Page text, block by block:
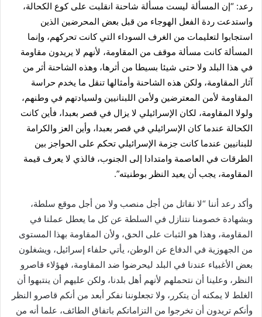
ت
ر
و
ن
ي
ا
رعد: “إن المسألة ليست مسألة شاحنة انقلبت على كوع الكحالة،
واستدعت ردة الفعل الهوجاء من قبل بعض المحرضين الذين
استجابوا لتعليمات من الغرف السوداء التي كانت تحركهم، وإنما
المسألة كانت مسألة موقف من المقاومة، لأنهم لا يريدون مقاومة
في هذا البلد ولا حتى شيئا بسيطا من أثرها، وهذه الشاحنة أثر من
آثار المقاومة، ولكن هذه الشاحنة وأمثالها تنقل ما يخدم حراسة
المقاومة لأمن المعترضين ولأمن اللبنانيين ولسيادتهم في وطنهم،
ولولا المقاومة، لكان الإسرائيلي لا يزال في قصر بعبدا، فأين كانت
الكحالة عندما كان الإسرائيلي في قصر بعبدا، وأين العز والكرامة
للبنانيين عندما كانت جزمة الإسرائيلي تحكم على الحواجز بين
الطرقات في العاصمة وامتدادا إلى الجنوب، فالذي لا يعرف قيمة
المقاومة، يجب أن يعيد النظر بوطنيته”.
وأكد رعد أننا “لا نقاتل من أجل منصب ولا من أجل موقع سلطة،
وبشهادة خصومنا نتنازل في السلطة عن كل ما يعطل عملنا في
المقاومة، وهذا هو الثبات على الحق، ولأن المقاومة بهذا المستوى
من الجهوزية في الدفاع عن الوطن، يأتي حلفاء إسرائيل، ويشغلون
بعض الأغبياء عندنا في البلد ليحرضوا ضد المقاومة، فهؤلاء قاصرو
النظر، وعلينا أن نتحملهم لأنهم أهل بلدنا، ولكن عليهم أن ينتبهوا أن
الغلط لا يمكنه أن يتكرر، ولا تجعلوننا نفكر أبعد من أنكم قاصرو النظر
وأنكم تريدون أن تخرجوا من التزاماتكم باتفاق الطائف، علما أنه من